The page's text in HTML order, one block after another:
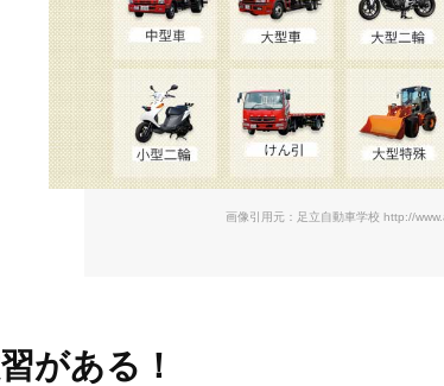
画像引用元：足立自動車学校 http://
がある！